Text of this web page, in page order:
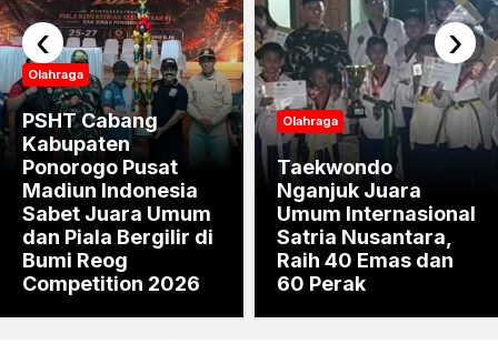
Olahraga
PSHT Cabang
Kabupaten
Ponorogo Pusat
Madiun Indonesia
Sabet Juara Umum
dan Piala Bergilir di
Bumi Reog
Competition 2026
Olahraga
Taekwondo
Nganjuk Juara
Umum Internasional
Satria Nusantara,
Raih 40 Emas dan
60 Perak
‹ ›